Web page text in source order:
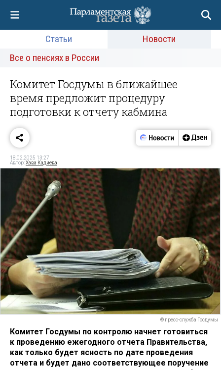
Статьи
Новости
Все о пенсиях в России
Комитет Госдумы в ближайшее
время предложит процедуру
подготовки к отчету кабмина
18.02.2025 13:27
Автор:Хава Кадиева
© пресс-служба Госдумы
Комитет Госдумы по контролю начнет готовиться
к проведению ежегодного отчета Правительства,
как только будет ясность по дате проведения
отчета и будет дано соответствующее поручение